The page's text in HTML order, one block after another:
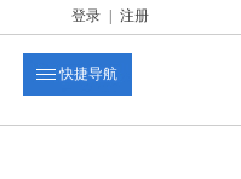
登录 注册
快捷导航